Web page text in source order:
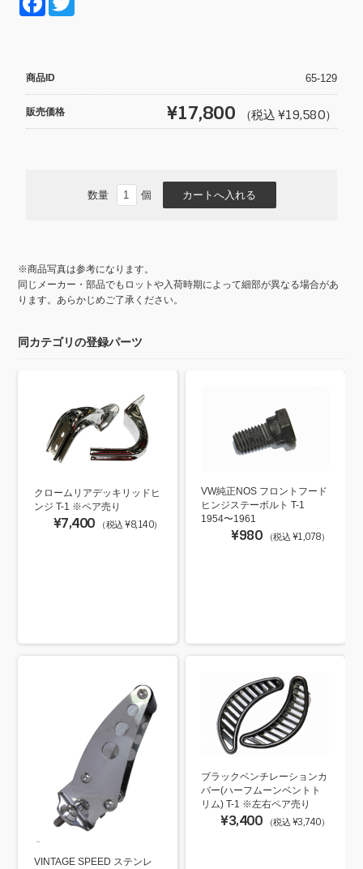
e
b
o
商品ID 65-129
販売価格 ¥17,800 （税込 ¥19,580）
数量 個
※商品写真は参考になります。
同じメーカー・部品でもロットや入荷時期によって細部が異なる場合があ
ります。あらかじめご了承ください。
同カテゴリの登録パーツ
クロームリアデッキリッドヒ
ンジ T-1 ※ペア売り
¥7,400 （税込 ¥8,140）
VW純正NOS フロントフード
ヒンジステーボルト T-1
1954〜1961
¥980 （税込 ¥1,078）
VINTAGE SPEED ステンレ
ブラックベンチレーションカ
バー(ハーフムーンベントト
リム) T-1 ※左右ペア売り
¥3,400 （税込 ¥3,740）